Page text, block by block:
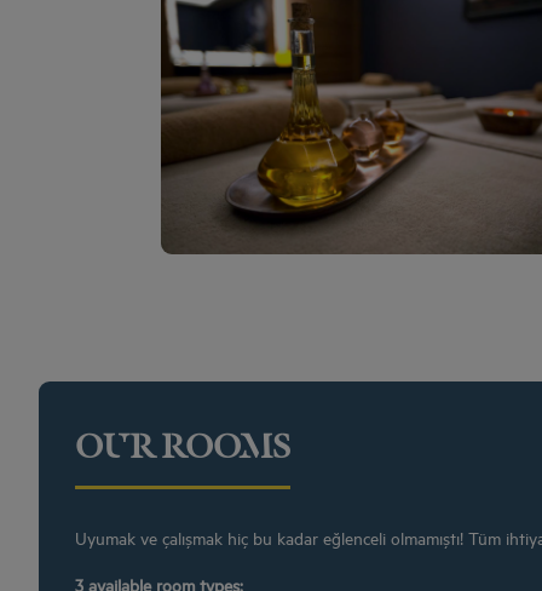
More info
OUR ROOMS
Uyumak ve çalışmak hiç bu kadar eğlenceli olmamıştı! Tüm
3 available room types: